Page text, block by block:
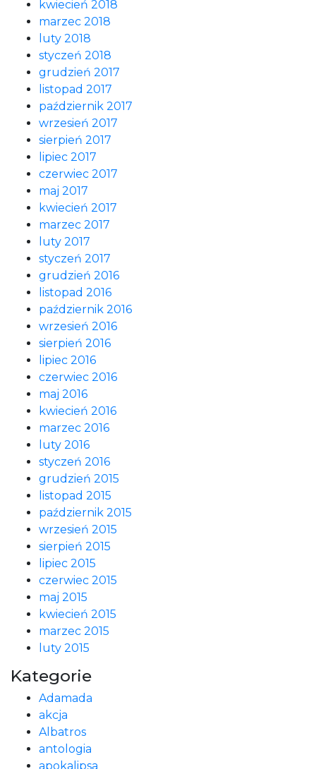
kwiecień 2018
marzec 2018
luty 2018
styczeń 2018
grudzień 2017
listopad 2017
październik 2017
wrzesień 2017
sierpień 2017
lipiec 2017
czerwiec 2017
maj 2017
kwiecień 2017
marzec 2017
luty 2017
styczeń 2017
grudzień 2016
listopad 2016
październik 2016
wrzesień 2016
sierpień 2016
lipiec 2016
czerwiec 2016
maj 2016
kwiecień 2016
marzec 2016
luty 2016
styczeń 2016
grudzień 2015
listopad 2015
październik 2015
wrzesień 2015
sierpień 2015
lipiec 2015
czerwiec 2015
maj 2015
kwiecień 2015
marzec 2015
luty 2015
Kategorie
Adamada
akcja
Albatros
antologia
apokalipsa